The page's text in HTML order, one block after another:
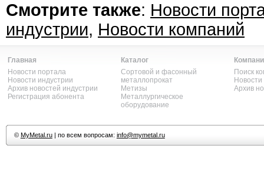
Смотрите также: Новости
индустрии, Новости компаний
Главная
Новости портала
Новости индустрии
Архив новостей индустрии
Регистрация абонента
Каталог
Сортовой и фасонный
металлопрокат
Метизы
Металлургическое
оборудование
Поиск
Архив
© MyMetal.ru| по всем вопросам: info@mymetal.ru